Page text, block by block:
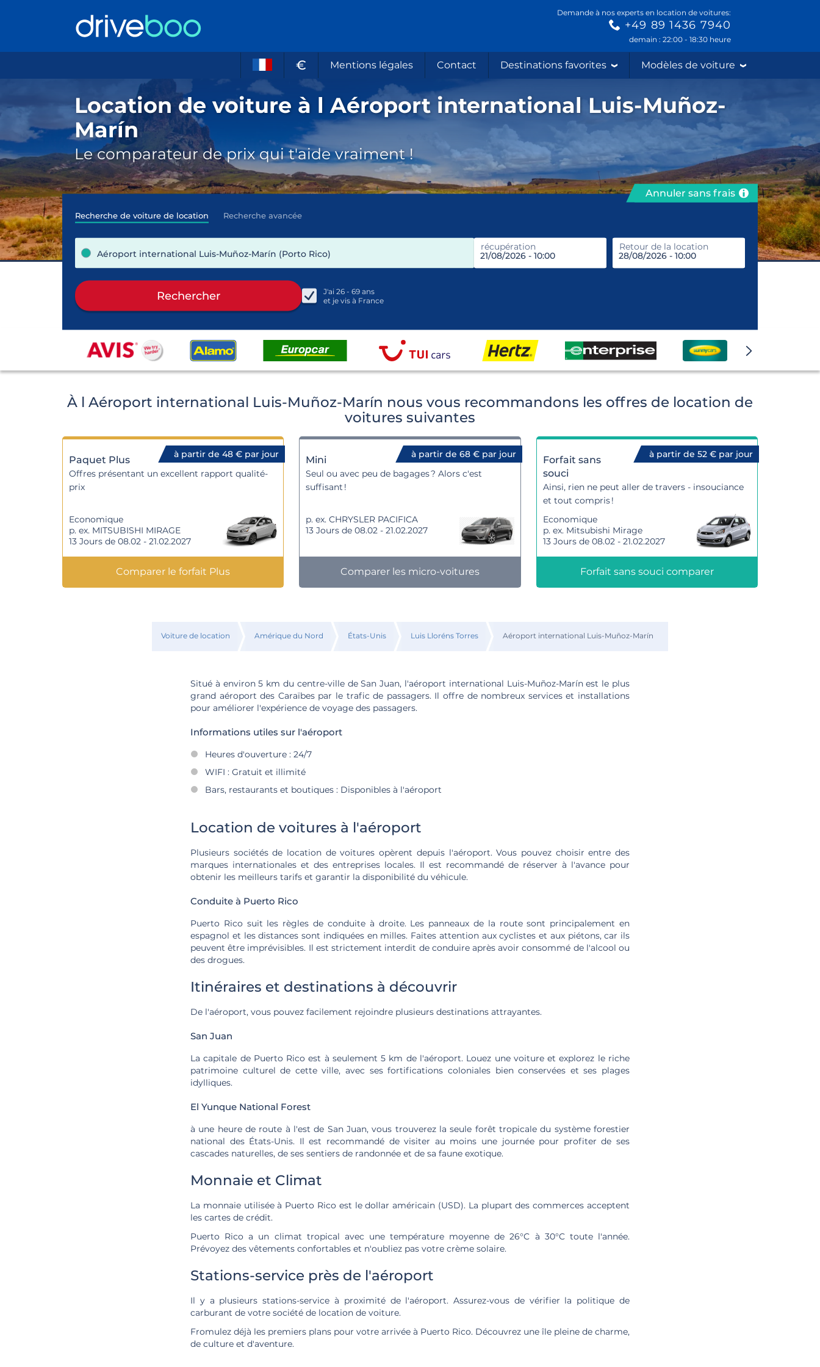
Demande à nos experts en location de voitures:
+49 89 1436 7940
demain : 22:00 - 18:30 heure
€ Mentions légales Contact Destinations favorites Modèles de voiture
Location de voiture à l Aéroport international Luis-Muñoz-
Marín
Le comparateur de prix qui t'aide vraiment !
Annuler sans frais
Recherche de voiture de location Recherche avancée
Aéroport international Luis-Muñoz-Marín (Porto Rico)
récupération Retour de la location
prendre
J'ai 26 - 69 ans
et je vis à France
Rechercher
À l Aéroport international Luis-Muñoz-Marín nous vous recommandons les offres de location de
voitures suivantes
à partir de 48 € par jour
Paquet Plus
Offres présentant un excellent rapport qualité-
prix
Economique
p. ex. MITSUBISHI MIRAGE
13 Jours de 08.02 - 21.02.2027
Comparer le forfait Plus
à partir de 68 € par jour
Mini
Seul ou avec peu de bagages ? Alors c'est
suffisant !
p. ex. CHRYSLER PACIFICA
13 Jours de 08.02 - 21.02.2027
Comparer les micro-voitures
à partir de 52 € par jour
Forfait sans
souci
Ainsi, rien ne peut aller de travers - insouciance
et tout compris !
Economique
p. ex. Mitsubishi Mirage
13 Jours de 08.02 - 21.02.2027
Forfait sans souci comparer
Voiture de location Amérique du Nord États-Unis Luis Lloréns Torres Aéroport international Luis-Muñoz-Marín
Situé à environ 5 km du centre-ville de San Juan, l'aéroport international Luis-Muñoz-Marín est le plus
grand aéroport des Caraïbes par le trafic de passagers. Il offre de nombreux services et installations
pour améliorer l'expérience de voyage des passagers.
Informations utiles sur l'aéroport
Heures d'ouverture : 24/7
WIFI : Gratuit et illimité
Bars, restaurants et boutiques : Disponibles à l'aéroport
Location de voitures à l'aéroport
Plusieurs sociétés de location de voitures opèrent depuis l'aéroport. Vous pouvez choisir entre des
marques internationales et des entreprises locales. Il est recommandé de réserver à l'avance pour
obtenir les meilleurs tarifs et garantir la disponibilité du véhicule.
Conduite à Puerto Rico
Puerto Rico suit les règles de conduite à droite. Les panneaux de la route sont principalement en
espagnol et les distances sont indiquées en milles. Faites attention aux cyclistes et aux piétons, car ils
peuvent être imprévisibles. Il est strictement interdit de conduire après avoir consommé de l'alcool ou
des drogues.
Itinéraires et destinations à découvrir
De l'aéroport, vous pouvez facilement rejoindre plusieurs destinations attrayantes.
San Juan
La capitale de Puerto Rico est à seulement 5 km de l'aéroport. Louez une voiture et explorez le riche
patrimoine culturel de cette ville, avec ses fortifications coloniales bien conservées et ses plages
idylliques.
El Yunque National Forest
à une heure de route à l'est de San Juan, vous trouverez la seule forêt tropicale du système forestier
national des États-Unis. Il est recommandé de visiter au moins une journée pour profiter de ses
cascades naturelles, de ses sentiers de randonnée et de sa faune exotique.
Monnaie et Climat
La monnaie utilisée à Puerto Rico est le dollar américain (USD). La plupart des commerces acceptent
les cartes de crédit.
Puerto Rico a un climat tropical avec une température moyenne de 26°C à 30°C toute l'année.
Prévoyez des vêtements confortables et n'oubliez pas votre crème solaire.
Stations-service près de l'aéroport
Il y a plusieurs stations-service à proximité de l'aéroport. Assurez-vous de vérifier la politique de
carburant de votre société de location de voiture.
Fromulez déjà les premiers plans pour votre arrivée à Puerto Rico. Découvrez une île pleine de charme,
de culture et d'aventure.